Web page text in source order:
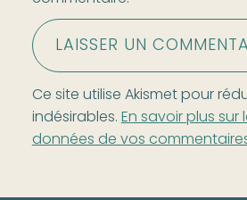
Ce site utilise Akismet pour
indésirables.En savoir plus
données de vos